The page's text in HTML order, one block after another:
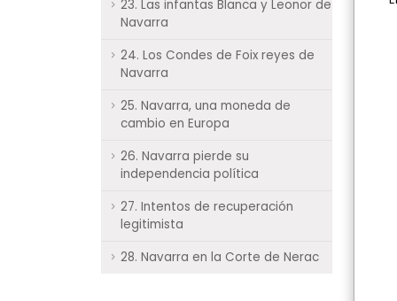
23. Las infantas Blanca y Leonor de
Navarra
24. Los Condes de Foix reyes de
Navarra
25. Navarra, una moneda de
cambio en Europa
26. Navarra pierde su
independencia política
27. Intentos de recuperación
legitimista
28. Navarra en la Corte de Nerac